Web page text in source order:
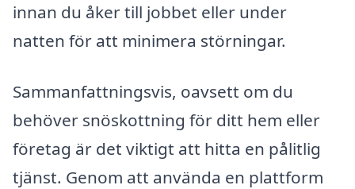
innan du åker till jobbet eller under
natten för att minimera störningar.
Sammanfattningsvis, oavsett om du
behöver snöskottning för ditt hem eller
företag är det viktigt att hitta en pålitlig
tjänst. Genom att använda en plattform